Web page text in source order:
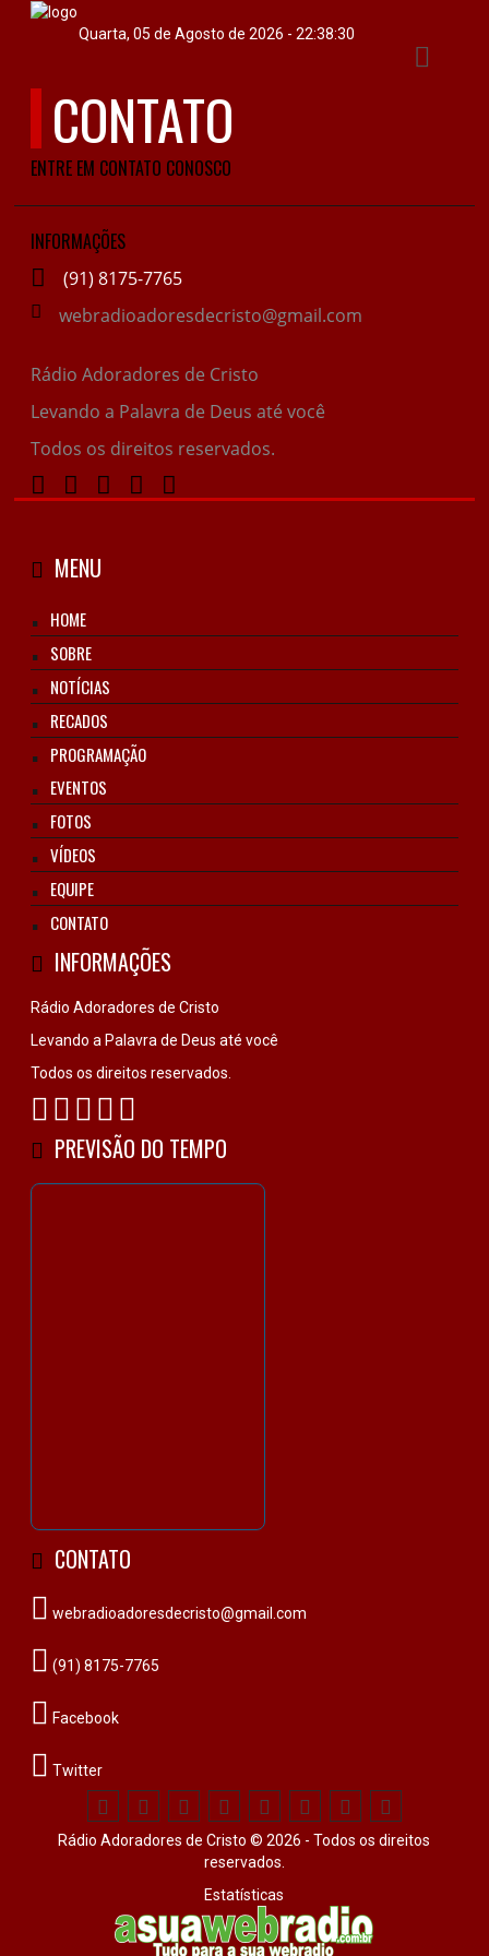
Quarta, 05 de Agosto de 2026 - 22:38:30
CONTATO
ENTRE EM CONTATO CONOSCO
INFORMAÇÕES
(91) 8175-7765
webradioadoresdecristo@gmail.com
Rádio Adoradores de Cristo
Levando a Palavra de Deus até você
Todos os direitos reservados.
MENU
HOME
SOBRE
NOTÍCIAS
RECADOS
PROGRAMAÇÃO
EVENTOS
FOTOS
VÍDEOS
EQUIPE
CONTATO
INFORMAÇÕES
Rádio Adoradores de Cristo
Levando a Palavra de Deus até você
Todos os direitos reservados.
PREVISÃO DO TEMPO
CONTATO
webradioadoresdecristo@gmail.com
(91) 8175-7765
Facebook
Twitter
Rádio Adoradores de Cristo © 2026 - Todos os direitos
reservados.
Estatísticas